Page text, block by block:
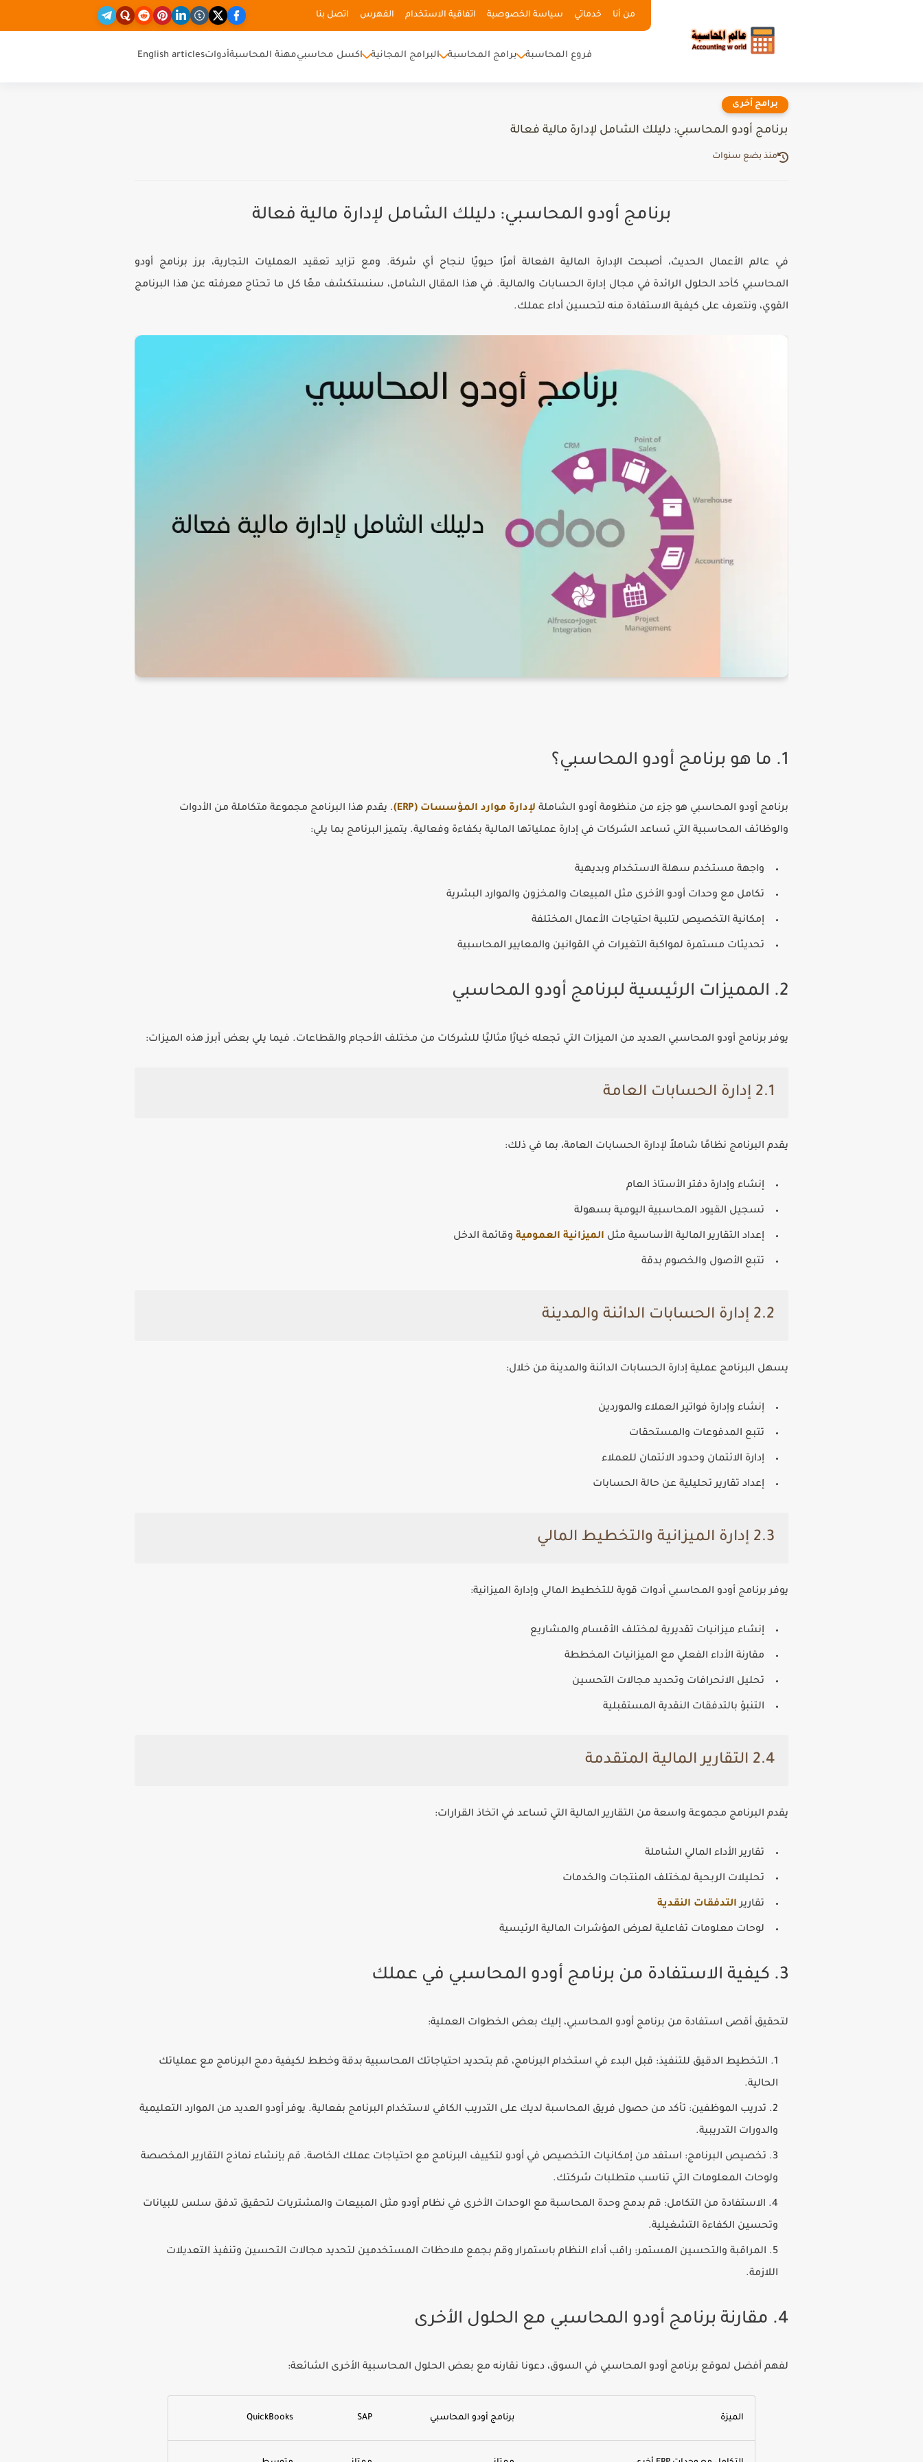
من أنا خدماتي سياسة الخصوصية اتفاقية الاستخدام الفهرس اتصل بنا
فروع المحاسبة برامج المحاسبة البرامج المجانية اكسل محاسبيمهنة المحاسبةأدواتEnglish articles
برامج أخرى
برنامج أودو المحاسبي: دليلك الشامل لإدارة مالية فعالة
منذ بضع سنوات
برنامج أودو المحاسبي: دليلك الشامل لإدارة مالية فعالة
في عالم الأعمال الحديث، أصبحت الإدارة المالية الفعالة أمرًا حيويًا لنجاح أي شركة. ومع تزايد تعقيد العمليات التجارية، برز برنامج أودو
المحاسبي كأحد الحلول الرائدة في مجال إدارة الحسابات والمالية. في هذا المقال الشامل، سنستكشف معًا كل ما تحتاج معرفته عن هذا البرنامج
القوي، ونتعرف على كيفية الاستفادة منه لتحسين أداء عملك.
1. ما هو برنامج أودو المحاسبي؟
برنامج أودو المحاسبي هو جزء من منظومة أودو الشاملة لإدارة موارد المؤسسات (ERP)
. يقدم هذا البرنامج مجموعة متكاملة من الأدوات
والوظائف المحاسبية التي تساعد الشركات في إدارة عملياتها المالية بكفاءة وفعالية. يتميز البرنامج بما يلي:
واجهة مستخدم سهلة الاستخدام وبديهية
تكامل مع وحدات أودو الأخرى مثل المبيعات والمخزون والموارد البشرية
إمكانية التخصيص لتلبية احتياجات الأعمال المختلفة
تحديثات مستمرة لمواكبة التغيرات في القوانين والمعايير المحاسبية
2. المميزات الرئيسية لبرنامج أودو المحاسبي
يوفربرنامج أودو المحاسبي العديد من الميزات التي تجعله خيارًا مثاليًا للشركات من مختلف الأحجام والقطاعات. فيما يلي بعض أبرز هذه الميزات:
2.1 إدارة الحسابات العامة
يقدم البرنامج نظامًا شاملاً لإدارة الحسابات العامة، بما في ذلك:
إنشاء وإدارة دفتر الأستاذ العام
تسجيل القيود المحاسبية اليومية بسهولة
إعداد التقارير المالية الأساسية مثل الميزانية العمومية وقائمة الدخل
تتبع الأصول والخصوم بدقة
2.2 إدارة الحسابات الدائنة والمدينة
يسهل البرنامج عملية إدارة الحسابات الدائنة والمدينة من خلال:
إنشاء وإدارة فواتير العملاء والموردين
تتبع المدفوعات والمستحقات
إدارة الائتمان وحدود الائتمان للعملاء
إعداد تقارير تحليلية عن حالة الحسابات
2.3 إدارة الميزانية والتخطيط المالي
يوفربرنامج أودو المحاسبي أدوات قوية للتخطيط المالي وإدارة الميزانية:
إنشاء ميزانيات تقديرية لمختلف الأقسام والمشاريع
مقارنة الأداء الفعلي مع الميزانيات المخططة
تحليل الانحرافات وتحديد مجالات التحسين
التنبؤ بالتدفقات النقدية المستقبلية
2.4 التقارير المالية المتقدمة
يقدم البرنامج مجموعة واسعة من التقارير المالية التي تساعد في اتخاذ القرارات:
تقارير الأداء المالي الشاملة
تحليلات الربحية لمختلف المنتجات والخدمات
تقاريرالتدفقات النقدية
لوحات معلومات تفاعلية لعرض المؤشرات المالية الرئيسية
3. كيفية الاستفادة من برنامج أودو المحاسبي في عملك
لتحقيق أقصى استفادة من برنامج أودو المحاسبي، إليك بعض الخطوات العملية:
التخطيط الدقيق للتنفيذ: قبل البدء في استخدام البرنامج، قم بتحديد احتياجاتك المحاسبية بدقة وخطط لكيفية دمج البرنامج مع عملياتك
الحالية.
تدريب الموظفين: تأكد من حصول فريق المحاسبة لديك على التدريب الكافي لاستخدام البرنامج بفعالية. يوفر أودو العديد من الموارد التعليمية
والدورات التدريبية.
تخصيص البرنامج: استفد من إمكانيات التخصيص في أودو لتكييف البرنامج مع احتياجات عملك الخاصة. قم بإنشاء نماذج التقارير المخصصة
ولوحات المعلومات التي تناسب متطلبات شركتك.
الاستفادة من التكامل: قم بدمج وحدة المحاسبة مع الوحدات الأخرى في نظام أودو مثل المبيعات والمشتريات لتحقيق تدفق سلس للبيانات
وتحسين الكفاءة التشغيلية.
المراقبة والتحسين المستمر: راقب أداء النظام باستمرار وقم بجمع ملاحظات المستخدمين لتحديد مجالات التحسين وتنفيذ التعديلات
اللازمة.
4. مقارنة برنامج أودو المحاسبي مع الحلول الأخرى
لفهم أفضل لموقع برنامج أودو المحاسبي في السوق، دعونا نقارنه مع بعض الحلول المحاسبية الأخرى الشائعة:
الميزة برنامج أودو المحاسبي SAP
QuickBooks